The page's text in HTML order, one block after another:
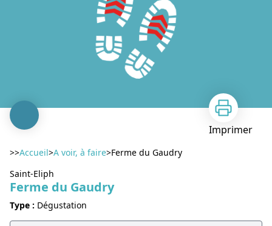
Imprimer
>>Accueil>A voir, à faire>Ferme du Gaudry
Saint-Eliph
Ferme du Gaudry
Type : Dégustation